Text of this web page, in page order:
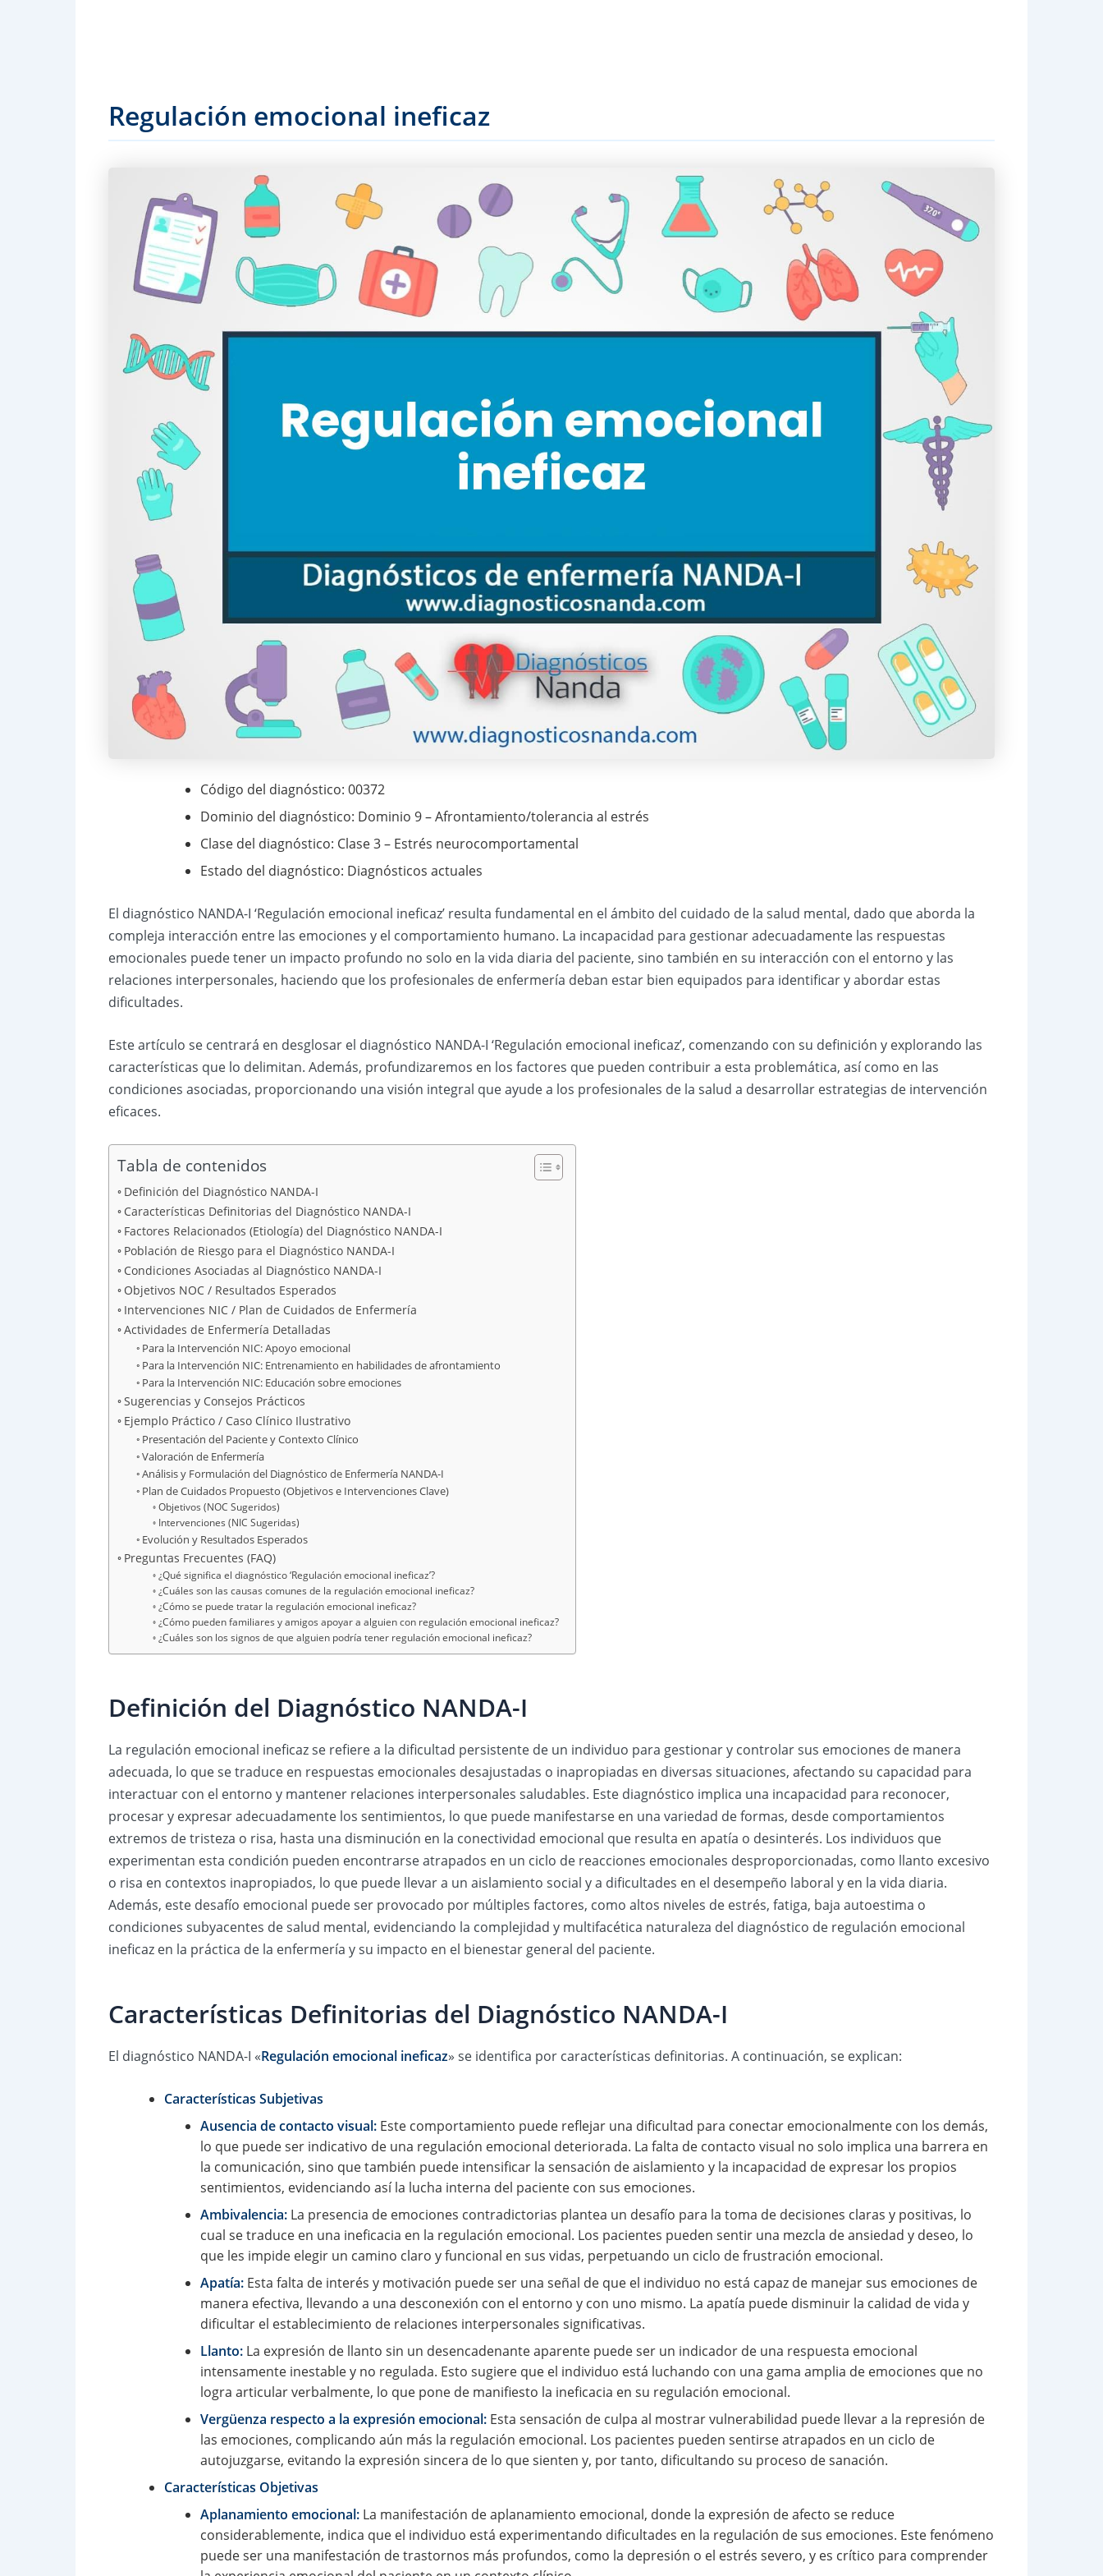
Regulación emocional ineficaz
Código del diagnóstico: 00372
Dominio del diagnóstico: Dominio 9 – Afrontamiento/tolerancia al estrés
Clase del diagnóstico: Clase 3 – Estrés neurocomportamental
Estado del diagnóstico: Diagnósticos actuales
El diagnóstico NANDA-I ‘Regulación emocional ineficaz’ resulta fundamental en el ámbito del cuidado de la salud mental, dado que aborda la
compleja interacción entre las emociones y el comportamiento humano. La incapacidad para gestionar adecuadamente las respuestas
emocionales puede tener un impacto profundo no solo en la vida diaria del paciente, sino también en su interacción con el entorno y las
relaciones interpersonales, haciendo que los profesionales de enfermería deban estar bien equipados para identificar y abordar estas
dificultades.
Este artículo se centrará en desglosar el diagnóstico NANDA-I ‘Regulación emocional ineficaz’, comenzando con su definición y explorando las
características que lo delimitan. Además, profundizaremos en los factores que pueden contribuir a esta problemática, así como en las
condiciones asociadas, proporcionando una visión integral que ayude a los profesionales de la salud a desarrollar estrategias de intervención
eficaces.
Tabla de contenidos
Definición del Diagnóstico NANDA-I
Características Definitorias del Diagnóstico NANDA-I
Factores Relacionados (Etiología) del Diagnóstico NANDA-I
Población de Riesgo para el Diagnóstico NANDA-I
Condiciones Asociadas al Diagnóstico NANDA-I
Objetivos NOC / Resultados Esperados
Intervenciones NIC / Plan de Cuidados de Enfermería
Actividades de Enfermería Detalladas
Para la Intervención NIC: Apoyo emocional
Para la Intervención NIC: Entrenamiento en habilidades de afrontamiento
Para la Intervención NIC: Educación sobre emociones
Sugerencias y Consejos Prácticos
Ejemplo Práctico / Caso Clínico Ilustrativo
Presentación del Paciente y Contexto Clínico
Valoración de Enfermería
Análisis y Formulación del Diagnóstico de Enfermería NANDA-I
Plan de Cuidados Propuesto (Objetivos e Intervenciones Clave)
Objetivos (NOC Sugeridos)
Intervenciones (NIC Sugeridas)
Evolución y Resultados Esperados
Preguntas Frecuentes (FAQ)
¿Qué significa el diagnóstico ‘Regulación emocional ineficaz’?
¿Cuáles son las causas comunes de la regulación emocional ineficaz?
¿Cómo se puede tratar la regulación emocional ineficaz?
¿Cómo pueden familiares y amigos apoyar a alguien con regulación emocional ineficaz?
¿Cuáles son los signos de que alguien podría tener regulación emocional ineficaz?
Definición del Diagnóstico NANDA-I
La regulación emocional ineficaz se refiere a la dificultad persistente de un individuo para gestionar y controlar sus emociones de manera
adecuada, lo que se traduce en respuestas emocionales desajustadas o inapropiadas en diversas situaciones, afectando su capacidad para
interactuar con el entorno y mantener relaciones interpersonales saludables. Este diagnóstico implica una incapacidad para reconocer,
procesar y expresar adecuadamente los sentimientos, lo que puede manifestarse en una variedad de formas, desde comportamientos
extremos de tristeza o risa, hasta una disminución en la conectividad emocional que resulta en apatía o desinterés. Los individuos que
experimentan esta condición pueden encontrarse atrapados en un ciclo de reacciones emocionales desproporcionadas, como llanto excesivo
o risa en contextos inapropiados, lo que puede llevar a un aislamiento social y a dificultades en el desempeño laboral y en la vida diaria.
Además, este desafío emocional puede ser provocado por múltiples factores, como altos niveles de estrés, fatiga, baja autoestima o
condiciones subyacentes de salud mental, evidenciando la complejidad y multifacética naturaleza del diagnóstico de regulación emocional
ineficaz en la práctica de la enfermería y su impacto en el bienestar general del paciente.
Características Definitorias del Diagnóstico NANDA-I
El diagnóstico NANDA-I «Regulación emocional ineficaz» se identifica por características definitorias. A continuación, se explican:
Características Subjetivas
Ausencia de contacto visual: Este comportamiento puede reflejar una dificultad para conectar emocionalmente con los demás,
lo que puede ser indicativo de una regulación emocional deteriorada. La falta de contacto visual no solo implica una barrera en
la comunicación, sino que también puede intensificar la sensación de aislamiento y la incapacidad de expresar los propios
sentimientos, evidenciando así la lucha interna del paciente con sus emociones.
Ambivalencia: La presencia de emociones contradictorias plantea un desafío para la toma de decisiones claras y positivas, lo
cual se traduce en una ineficacia en la regulación emocional. Los pacientes pueden sentir una mezcla de ansiedad y deseo, lo
que les impide elegir un camino claro y funcional en sus vidas, perpetuando un ciclo de frustración emocional.
Apatía: Esta falta de interés y motivación puede ser una señal de que el individuo no está capaz de manejar sus emociones de
manera efectiva, llevando a una desconexión con el entorno y con uno mismo. La apatía puede disminuir la calidad de vida y
dificultar el establecimiento de relaciones interpersonales significativas.
Llanto: La expresión de llanto sin un desencadenante aparente puede ser un indicador de una respuesta emocional
intensamente inestable y no regulada. Esto sugiere que el individuo está luchando con una gama amplia de emociones que no
logra articular verbalmente, lo que pone de manifiesto la ineficacia en su regulación emocional.
Vergüenza respecto a la expresión emocional: Esta sensación de culpa al mostrar vulnerabilidad puede llevar a la represión de
las emociones, complicando aún más la regulación emocional. Los pacientes pueden sentirse atrapados en un ciclo de
autojuzgarse, evitando la expresión sincera de lo que sienten y, por tanto, dificultando su proceso de sanación.
Características Objetivas
Aplanamiento emocional: La manifestación de aplanamiento emocional, donde la expresión de afecto se reduce
considerablemente, indica que el individuo está experimentando dificultades en la regulación de sus emociones. Este fenómeno
puede ser una manifestación de trastornos más profundos, como la depresión o el estrés severo, y es crítico para comprender